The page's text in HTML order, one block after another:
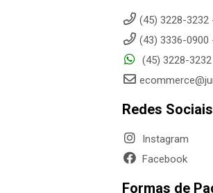
(45) 3228-3232
(43) 3336-0900
(45) 3228-3232
Redes Sociais
Instagram
Facebook
Formas de